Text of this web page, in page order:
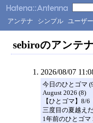
アンテナ シンプル ユーザ
sebiroのアンテナ
2026/08/07
今日のひとゴマ
August 2026 (8)
【ひとゴマ】8/6
三度目の夏越え
1年前のひとゴ